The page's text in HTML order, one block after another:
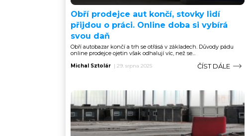
Obří prodejce aut končí, stovky lidí
přijdou o práci. Online doba si vybírá
svou daň
Obří autobazar končí a trh se otřásá v základech. Důvody pádu
online prodejce ojetin však odhalují víc, než se...
Michal Sztolár | 29. srpna 2025 ČÍST DÁLE